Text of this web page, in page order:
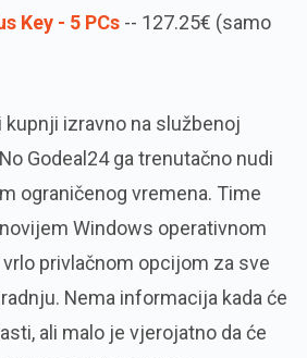
Key - 5 PCs -- 127.25€ (samo
kupnji izravno na službenoj
Godeal24 ga trenutačno nudi
ograničenog vremena. Time
Windows operativnom
privlačnom opcijom za sve
Nema informacija kada će
ali malo je vjerojatno da će